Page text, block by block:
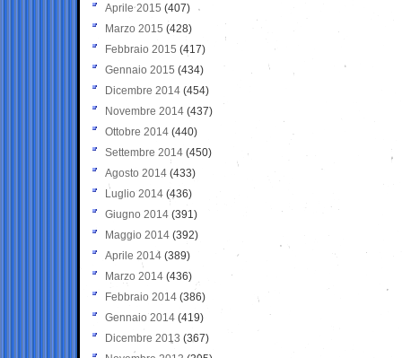
Aprile 2015 (407)
Marzo 2015 (428)
Febbraio 2015 (417)
Gennaio 2015 (434)
Dicembre 2014 (454)
Novembre 2014 (437)
Ottobre 2014 (440)
Settembre 2014 (450)
Agosto 2014 (433)
Luglio 2014 (436)
Giugno 2014 (391)
Maggio 2014 (392)
Aprile 2014 (389)
Marzo 2014 (436)
Febbraio 2014 (386)
Gennaio 2014 (419)
Dicembre 2013 (367)